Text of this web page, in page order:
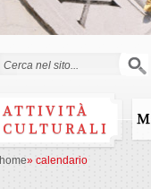
Form di ricerca
ATTIVITÀ
CULTURALI
home» calendario